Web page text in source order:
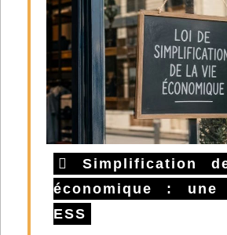
Simplification
économique :
ESS